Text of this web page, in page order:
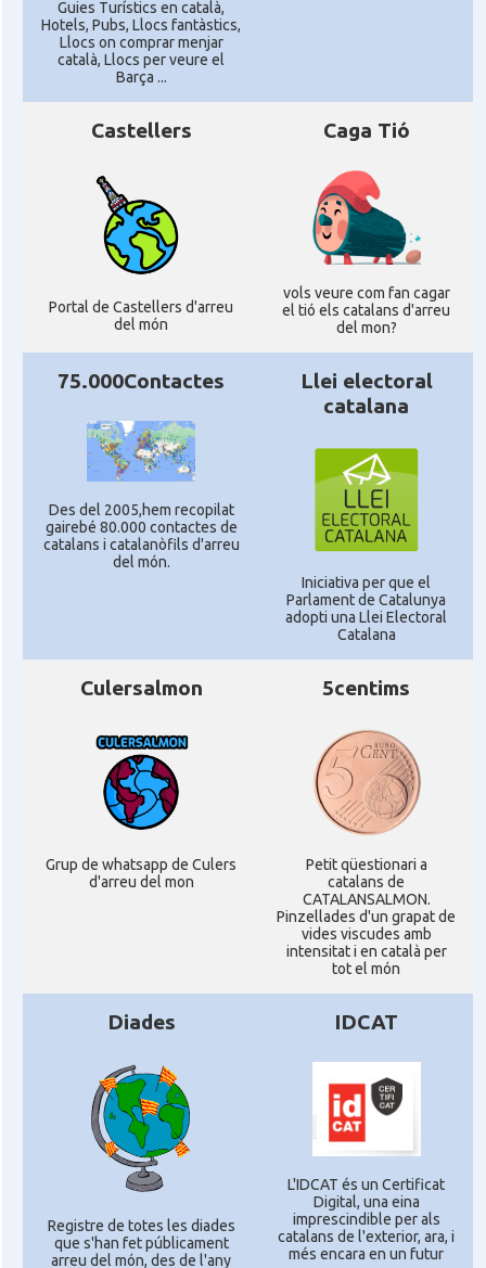
Guies Turístics en català,
Hotels, Pubs, Llocs fantàstics,
Llocs on comprar menjar
català, Llocs per veure el
Barça ...
Castellers
Portal de Castellers d'arreu
del món
Caga Tió
vols veure com fan cagar
el tió els catalans d'arreu
del mon?
75.000Contactes
Des del 2005,hem recopilat
gairebé 80.000 contactes de
catalans i catalanòfils d'arreu
del món.
Llei electoral
catalana
Iniciativa per que el
Parlament de Catalunya
adopti una Llei Electoral
Catalana
Culersalmon
Grup de whatsapp de Culers
d'arreu del mon
5centims
Petit qüestionari a
catalans de
CATALANSALMON.
Pinzellades d'un grapat de
vides viscudes amb
intensitat i en català per
tot el món
Diades
Registre de totes les diades
que s'han fet públicament
arreu del món, des de l'any
IDCAT
L'IDCAT és un Certificat
Digital, una eina
imprescindible per als
catalans de l'exterior, ara, i
més encara en un futur